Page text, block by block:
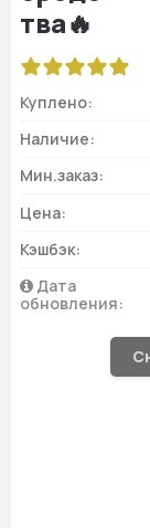
Куплено:
Наличие:
Мин.заказ:
Цена:
Кэшбэк:
Дата
обновления: